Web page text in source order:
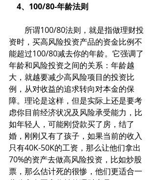
4、100/80-年龄法则
所谓100/80法则，就是指做理财投
资时，买高风险投资产品的资金比例不
能超过100/80减去你的年龄。它强调了
年龄和风险投资之间的关系：年龄越
大，就越要减少高风险项目的投资比
例，从对收益的追求转向对本金的保
障。理论是这样，但是实际上还是要考
虑你目前经济状况及风险承受能力，比
如年轻人，可能刚贷款买了房，结了
婚，刚刚又有了孩子，如果当前的收入
只有40K-50K的工资，那么让他们拿出
70%的资产去做高风险投资，比如炒股
票，那么估计死的很惨，他们更适合一